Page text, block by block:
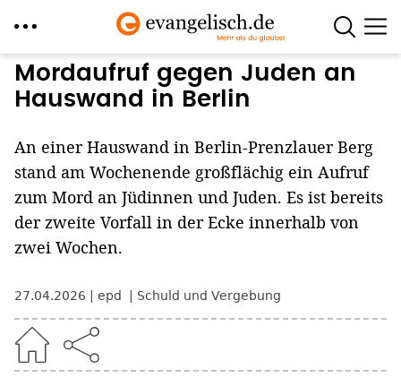
Direkt
zum
Mordaufruf gegen Juden an
Hauswand in Berlin
An einer Hauswand in Berlin-Prenzlauer Berg
stand am Wochenende großflächig ein Aufruf
zum Mord an Jüdinnen und Juden. Es ist bereits
der zweite Vorfall in der Ecke innerhalb von
zwei Wochen.
27.04.2026 epd Schuld und Vergebung